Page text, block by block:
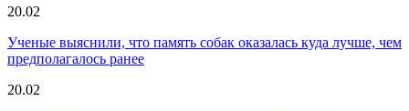
20.02
Ученые выяснили, что память собак оказалась куда лучше, чем
предполагалось ранее
20.02